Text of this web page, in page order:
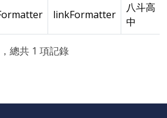
linkFormatter
八斗高
中
總共 1 項記錄